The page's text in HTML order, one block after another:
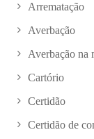
Arrematação
Averbação
Averbação na
Cartório
Certidão
Certidão de